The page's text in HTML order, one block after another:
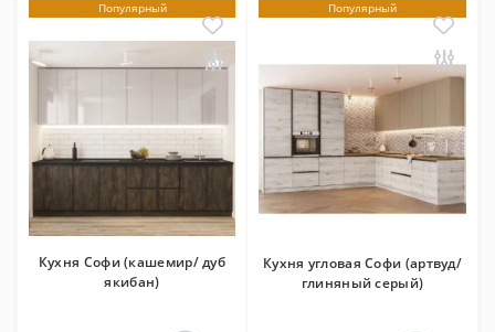
Популярный
Кухня Софи (кашемир/ дуб
якибан)
Популярный
Кухня угловая Софи (артвуд/
глиняный серый)